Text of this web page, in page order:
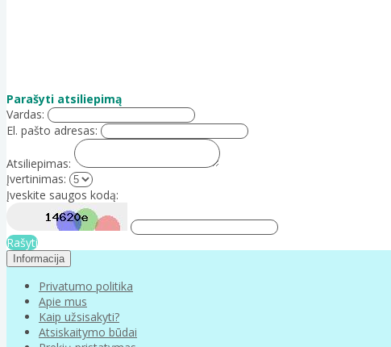
Parašyti atsiliepimą
Vardas:
El. pašto adresas:
Atsiliepimas:
Įvertinimas:
Įveskite saugos kodą:
Rašyti
Informacija
Privatumo politika
Apie mus
Kaip užsisakyti?
Atsiskaitymo būdai